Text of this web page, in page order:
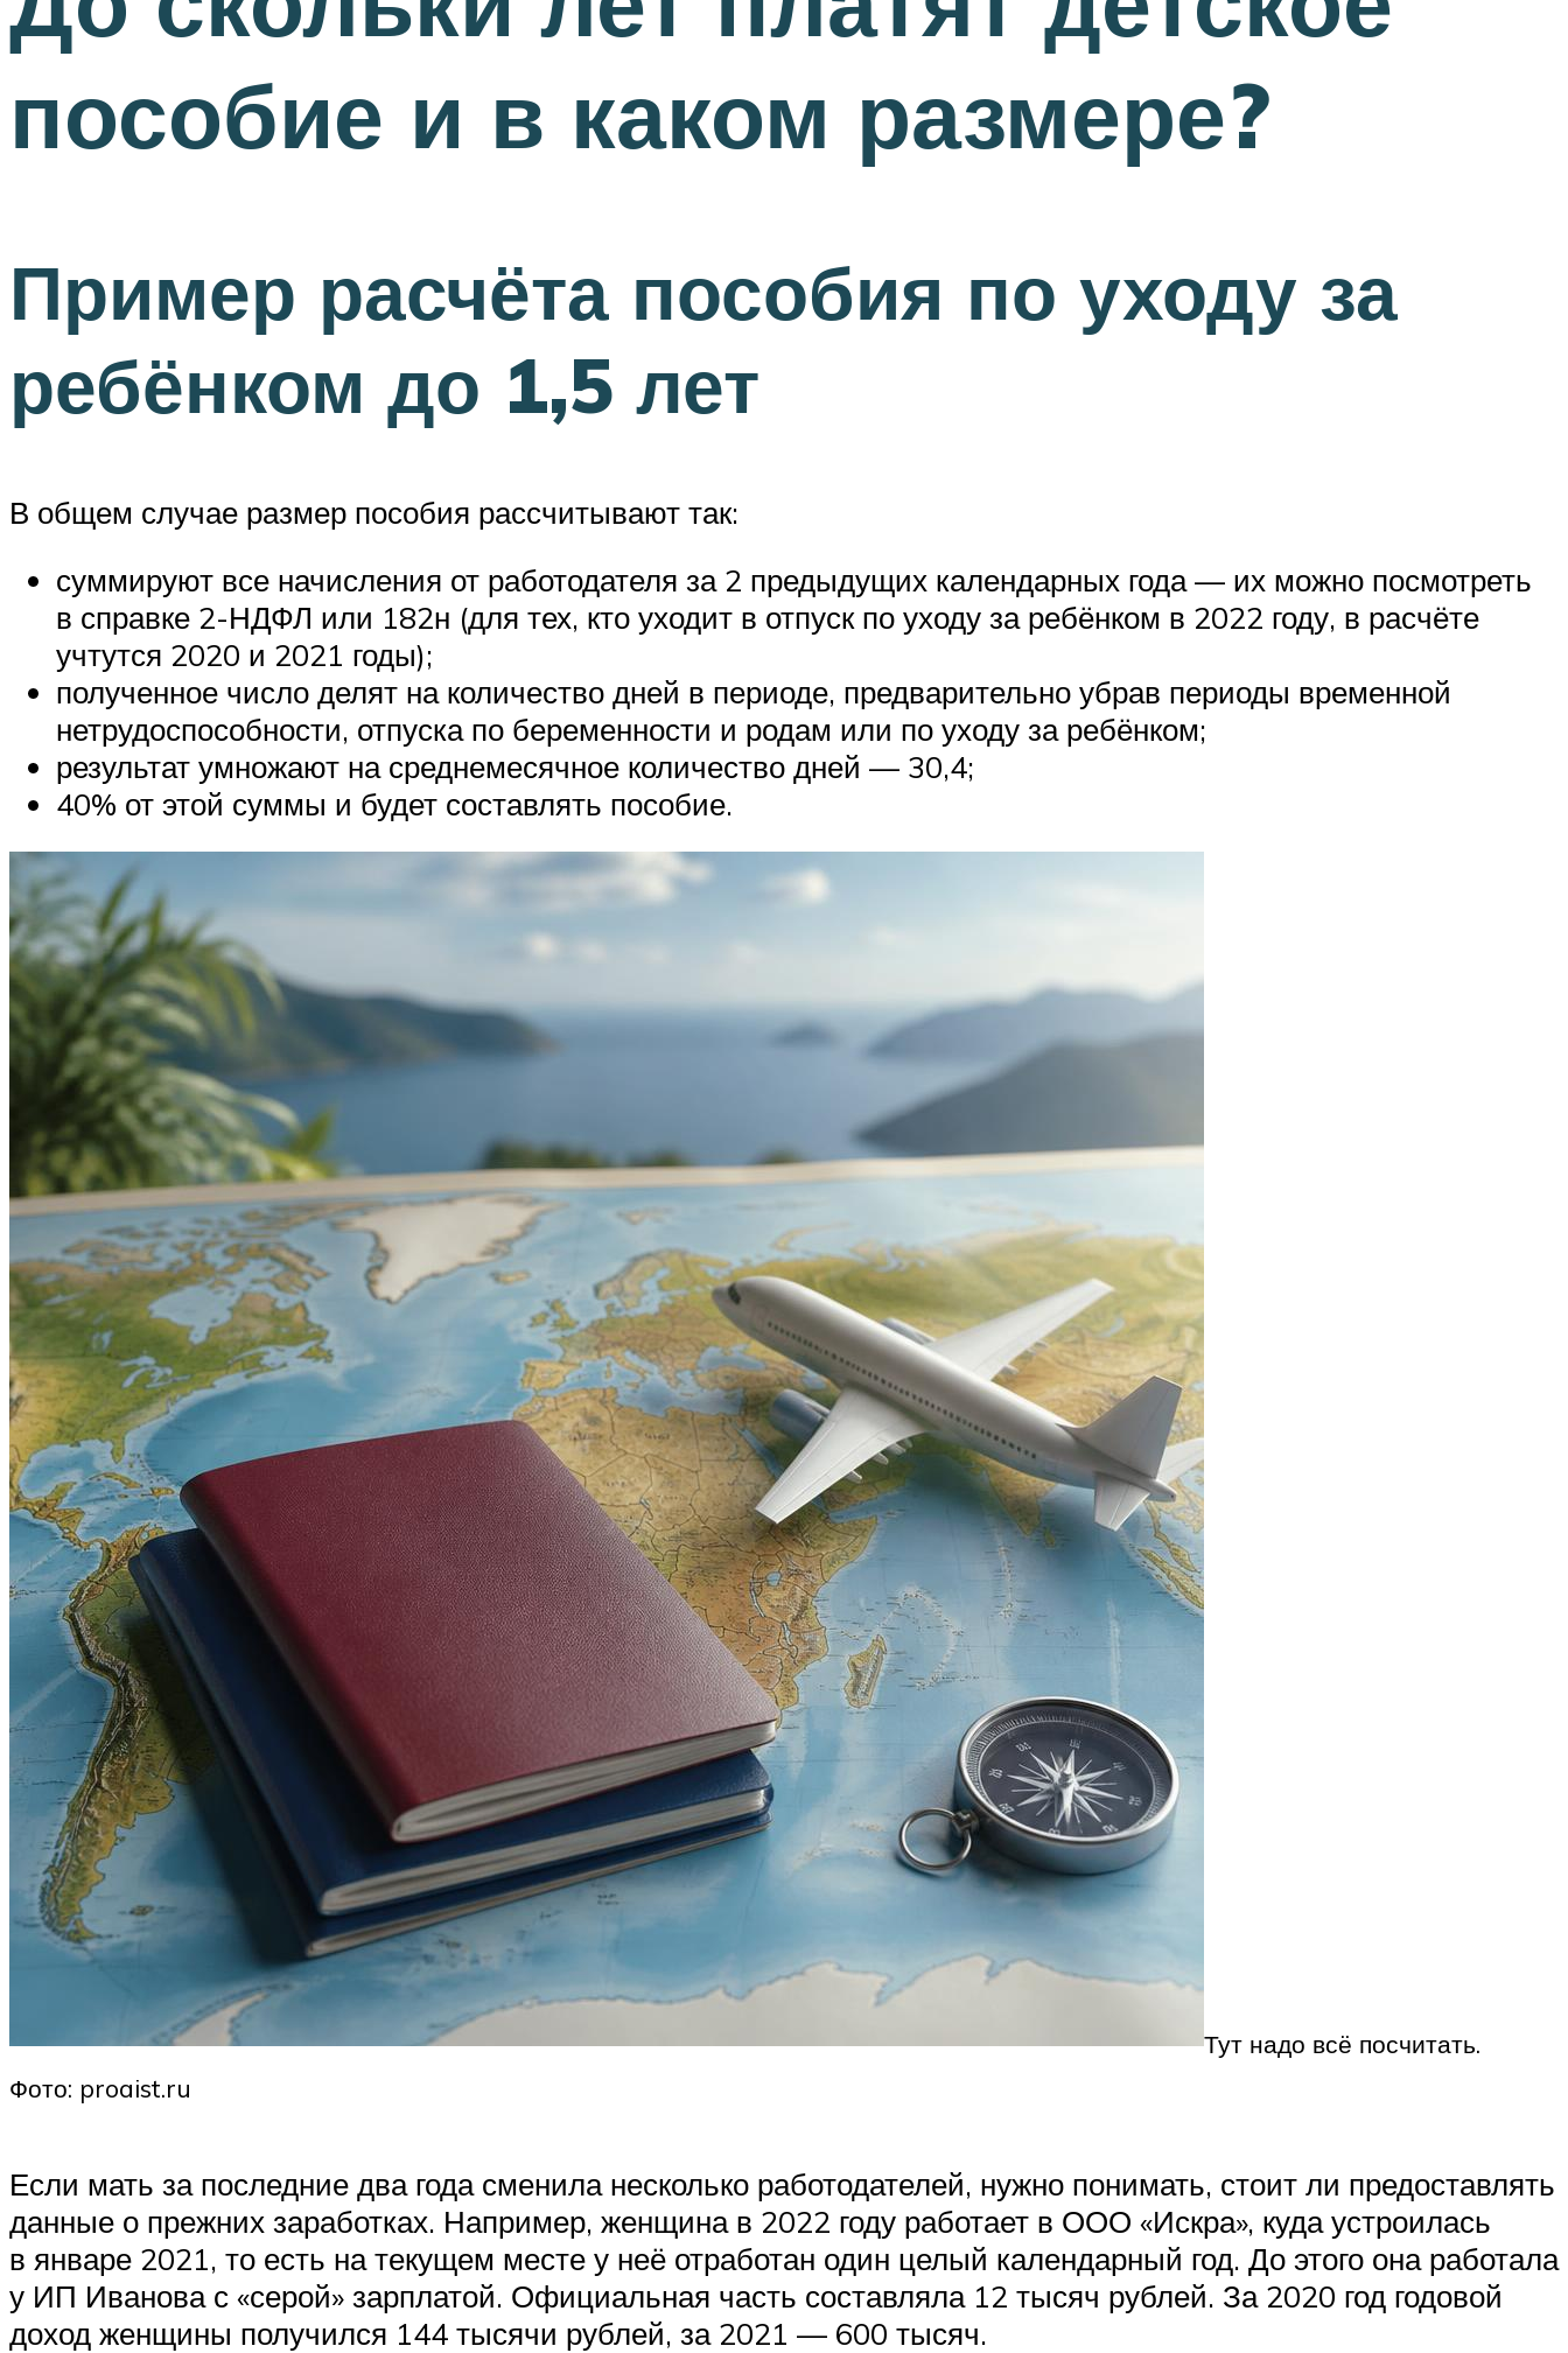
пособие и в каком размере?
Пример расчёта пособия по уходу за
ребёнком до 1,5 лет
В общем случае размер пособия рассчитывают так:
суммируют все начисления от работодателя за 2 предыдущих календарных года — их можно посмотреть
в справке 2-НДФЛ или 182н (для тех, кто уходит в отпуск по уходу за ребёнком в 2022 году, в расчёте
учтутся 2020 и 2021 годы);
полученное число делят на количество дней в периоде, предварительно убрав периоды временной
нетрудоспособности, отпуска по беременности и родам или по уходу за ребёнком;
результат умножают на среднемесячное количество дней — 30,4;
40% от этой суммы и будет составлять пособие.
Тут надо всё посчитать.
Фото: proaist.ru
Если мать за последние два года сменила несколько работодателей, нужно понимать, стоит ли предоставлять
данные о прежних заработках. Например, женщина в 2022 году работает в ООО «Искра», куда устроилась
в январе 2021, то есть на текущем месте у неё отработан один целый календарный год. До этого она работала
у ИП Иванова с «серой» зарплатой. Официальная часть составляла 12 тысяч рублей. За 2020 год годовой
доход женщины получился 144 тысячи рублей, за 2021 — 600 тысяч.